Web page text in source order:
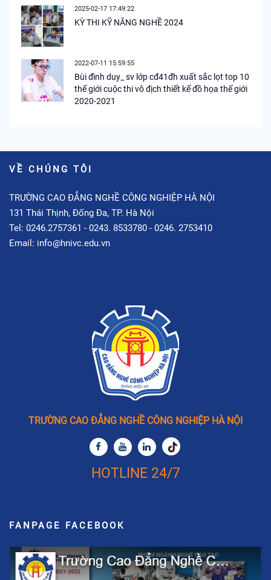
2025-02-17 17:49:22
KỲ THI KỸ NĂNG NGHỀ 2024
2022-07-11 15:59:55
Bùi đình duy_ sv lớp cđ41đh xuất sắc lọt top 10
thế giới cuộc thi vô địch thiết kế đồ họa thế giới
2020-2021
VỀ CHÚNG TÔI
TRƯỜNG CAO ĐẲNG NGHỀ CÔNG NGHIỆP HÀ NỘI
131 Thái Thịnh, Đống Đa, TP. Hà Nội
Tel: 0246.2757361 - 0243. 8533780 - 0246. 2753410
Email: info@hnivc.edu.vn
TRƯỜNG CAO ĐẲNG NGHỀ CÔNG NGHIỆP HÀ NỘI
HOTLINE 24/7
FANPAGE FACEBOOK